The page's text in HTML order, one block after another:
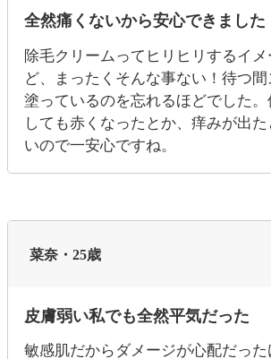
全然痛くないから安心できました
除毛クリームってヒリヒリするイ
ど、まったくそんな事ない！待つ
塗っているのを忘れるほどでした
しても赤くなったとか、痒みが出
いので一安心ですね。
菜奈・25歳
皮膚弱い私でも全然平気だった
敏感肌だからダメージが心配だっ